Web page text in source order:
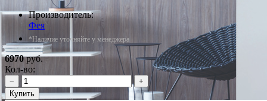
Производитель:
Фея
*Наличие уточняйте у менеджера
6970руб.
Кол-во:
−
+
Купить